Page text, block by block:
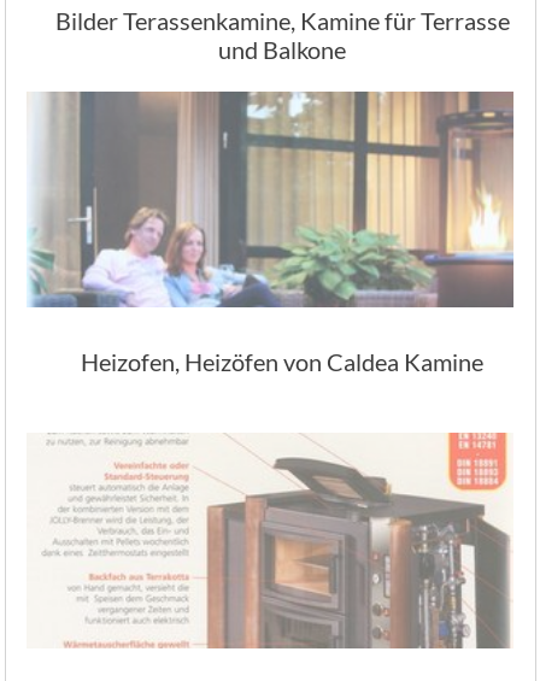
Bilder Terassenkamine, Kamine für Terrasse
und Balkone
Heizofen, Heizöfen von Caldea Kamine